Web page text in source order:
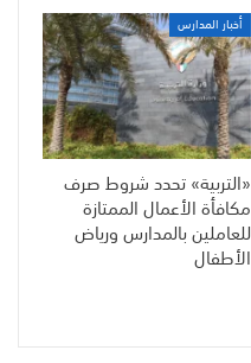
أخبار المدارس
«التربية» تحدد شروط صرف
مكافأة الأعمال الممتازة
للعاملين بالمدارس ورياض
الأطفال